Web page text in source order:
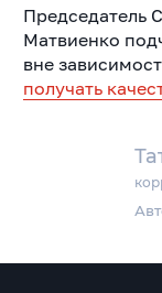
Председатель
Матвиенко
вне
получать